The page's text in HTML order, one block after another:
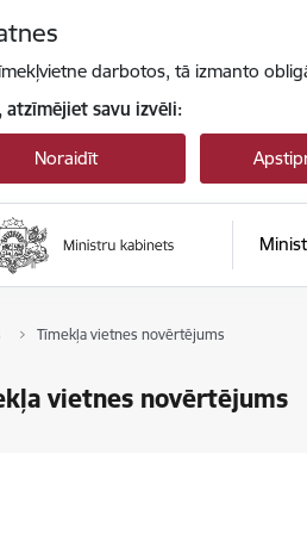
darbotos, tā izmanto
atzīmējiet savu izvēli:
Noraidīt
Tīmekļa vietnes novērtējums
vietnes novērtējums